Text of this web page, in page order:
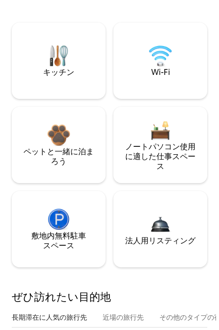
キッチン Wi-Fi
ペットと一緒に泊ま
ろう
ノートパソコン使用
に適した仕事スペー
ス
敷地内無料駐⁠車
ス⁠ペ⁠ー⁠ス
法人用リスティング
ぜひ訪⁠れ⁠た⁠い目⁠的⁠地
長期滞在に人気の旅行先 近場の旅行先 その他のタ⁠イ⁠プ⁠の